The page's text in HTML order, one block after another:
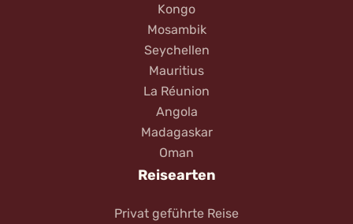
Kongo
Mosambik
Seychellen
Mauritius
La Réunion
Angola
Madagaskar
Oman
Reisearten
Privat geführte Reise